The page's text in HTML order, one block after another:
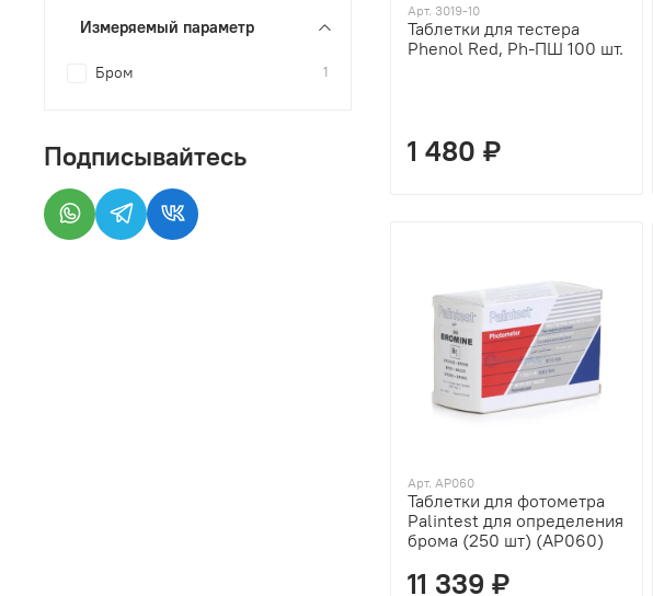
Арт. 3019-10
Таблетки для тестера
Phenol Red, Ph-ПШ 100 шт.
1 480 ₽
Арт. AP060
Таблетки для фотометра
Palintest для определения
брома (250 шт) (AP060)
11 339 ₽
Измеряемый параметр
Бром 1
Подписывайтесь